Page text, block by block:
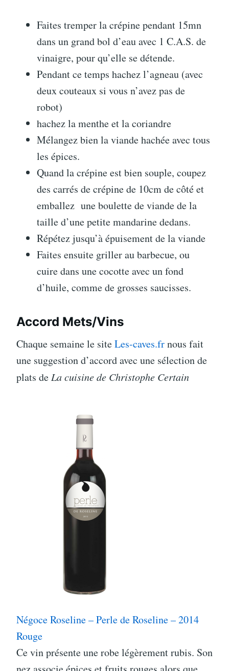
Faites tremper la crépine pendant 15mn
dans un grand bol d’eau avec 1 C.A.S. de
vinaigre, pour qu’elle se détende.
Pendant ce temps hachez l’agneau (avec
deux couteaux si vous n’avez pas de
robot)
hachez la menthe et la coriandre
Mélangez bien la viande hachée avec tous
les épices.
Quand la crépine est bien souple, coupez
des carrés de crépine de 10cm de côté et
emballez une boulette de viande de la
taille d’une petite mandarine dedans.
Répétez jusqu’à épuisement de la viande
Faites ensuite griller au barbecue, ou
cuire dans une cocotte avec un fond
d’huile, comme de grosses saucisses.
Accord Mets/Vins
Chaque semaine le siteLes-caves.frnous fait
une suggestion d’accord avec une sélection de
plats de La cuisine de Christophe Certain
Négoce Roseline – Perle de Roseline – 2014
Rouge
Ce vin présente une robe légèrement rubis. Son